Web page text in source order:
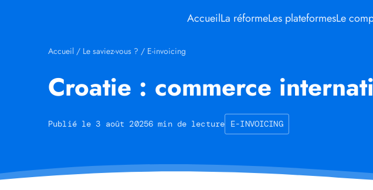
AccueilLa réformeLes plateformesLe
Accueil / Le saviez-vous ? / E-invoicing
Croatie : commerce
Publié le 3 août 20256 min de lecture E-INVOICING